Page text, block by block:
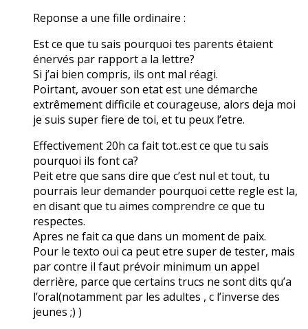
Reponse a une fille ordinaire :
Est ce que tu sais pourquoi tes parents étaient
énervés par rapport a la lettre?
Si j’ai bien compris, ils ont mal réagi.
Poirtant, avouer son etat est une démarche
extrêmement difficile et courageuse, alors deja moi
je suis super fiere de toi, et tu peux l’etre.
Effectivement 20h ca fait tot..est ce que tu sais
pourquoi ils font ca?
Peit etre que sans dire que c’est nul et tout, tu
pourrais leur demander pourquoi cette regle est la,
en disant que tu aimes comprendre ce que tu
respectes.
Apres ne fait ca que dans un moment de paix.
Pour le texto oui ca peut etre super de tester, mais
par contre il faut prévoir minimum un appel
derrière, parce que certains trucs ne sont dits qu’a
l’oral(notamment par les adultes , c l’inverse des
jeunes ;) )